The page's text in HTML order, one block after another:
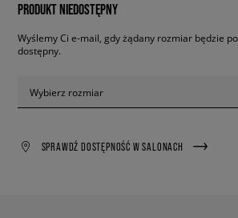
PRODUKT NIEDOSTĘPNY
Wyślemy Ci e-mail, gdy żądany rozmiar będzie
dostępny.
Wybierz rozmiar
SPRAWDŹ DOSTĘPNOŚĆ W SALONACH